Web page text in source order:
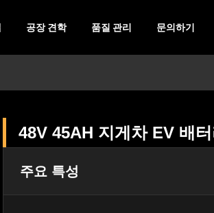
공장 견학 품질 관리 문의하기
48V 45AH 지게차 EV 배
주요 특성